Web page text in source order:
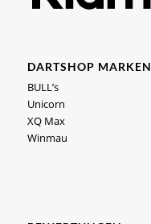
DARTSHOP MARKEN
BULL’s
Unicorn
XQ Max
Winmau